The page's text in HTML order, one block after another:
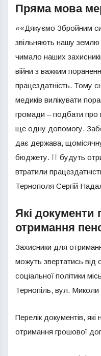
Пряма мова
««Дякуємо Збройним
звільняють нашу землю
чимало наших
війни з важким
працездатність. Тому
медиків вилікувати
громади – подбати про
ще одну допомогу.
дає держава,
бюджету. ЇЇ будуть
втратили
Тернополя Сергій
Які документи
отримання
Захисники для
можуть звертатись від
соціальної політики
Тернопіль, вул. Миколи
Перелік документів,
отримання грошової